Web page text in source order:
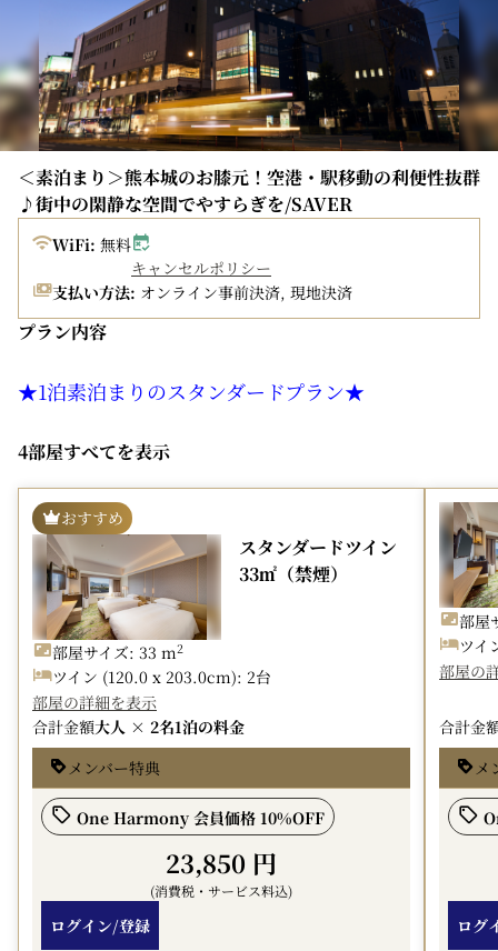
・優待料金：ご1泊につき1,200円(税込）
・優待時間：15時00分～翌12時00分（一度出庫されます
とご優待は終了となります）
・地図、規定料金等はホテル公式HPを参照願います。
＜レストラン事前予約の推奨＞
事前のご予約をおすすめしております。ディナーは前日
14:00までにご予約をお願いいたします。
前日14:00までにご予約がない場合は予告なく休業するこ
とがございますのであらかじめご了承ください。
レストランの営業時間は最新情報を
認いただきますようお願い申し上げます。
＜キャンセル規定＞
当日 宿泊料金の80%
＜素泊まり＞熊本城のお膝元！空港・駅移動の利便性抜群
♪街中の閑静な空間でやすらぎを/SAVER
WiFi: 無料
キャンセルポリシー
支払い方法: オンライン事前決済, 現地決済
プラン内容
★1泊素泊まりのスタンダードプラン★
ビジネスやひとり旅はもちろん、ご家族やご友人とのご
旅行にも最適なスタンダードプラン。
＜諸条件＞
・チェックイン 14：00 チェックアウト 11：00
・トリプル（３名様利用）は、ツイン＋エキストラベッド
の対応となります。
・JMBホテルマイルは積算対象外
・ご到着時にクレジットカードのご提示、もしくは前受け
金をお預かりいたします。予めご了承ください。
■宿泊税（お1人様1泊につき別途課税）
熊本市条例により、2026年7月1日から1人1泊につき200円
の宿泊税が別途課税されます。
※宿泊税は別途現地払いをお願いいたします。
※オンラインカード決済予約の場合も宿泊税は現地払いを
＜駐車場のご案内＞
当ホテルは3か所の外部駐車場と提携しております。ホテ
ル専用駐車場はありません。
4部屋すべてを表示
おすすめ
スタンダードツイン
33㎡（禁煙）
部屋サイズ: 33 m2
ツイン (120.0 x 203.0cm): 2台
部屋の詳細を表示
合計金額大人 × 2名1泊の料金
メンバー特典
One Harmony 会員価格 10%OFF
23,850 円
(消費税・サービス料込)
ログイン/登録
部屋
ツイ
部屋の
合計金
メ
ログ